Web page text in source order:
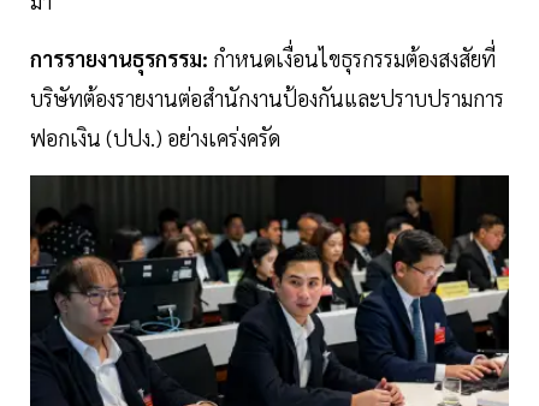
การรายงานธุรกรรม: กำหนดเงื่อนไขธุรกรรมต้องสงสัยที่
บริษัทต้องรายงานต่อสำนักงานป้องกันและปราบปรามการ
ฟอกเงิน (ปปง.) อย่างเคร่งครัด